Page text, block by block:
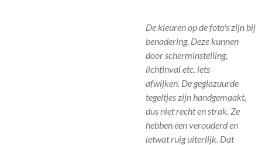
De kleuren op de foto's zijn bij
benadering. Deze kunnen
door scherminstelling,
lichtinval etc. iets
afwijken. De geglazuurde
tegeltjes zijn handgemaakt,
dus niet recht en strak. Ze
hebben een verouderd en
ietwat ruig uiterlijk. Dat